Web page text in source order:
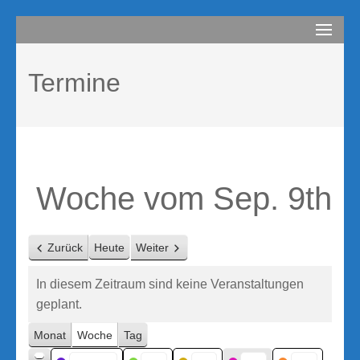
Inhalt
(Enter
drücken)
compurem
Termine
Woche vom Sep. 9th
Zurück Heute Weiter
In diesem Zeitraum sind keine Veranstaltungen
geplant.
Monat Woche Tag